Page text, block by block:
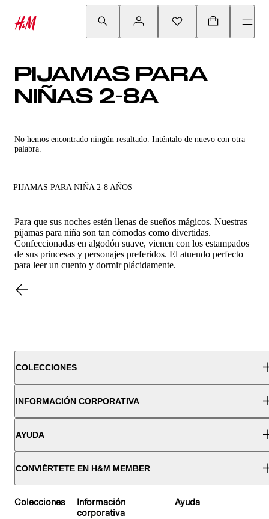
PIJAMAS PARA
NIÑAS 2-8A
No hemos encontrado ningún resultado. Inténtalo de nuevo con otra
palabra.
PIJAMAS PARA NIÑA 2-8 AÑOS
Para que sus noches estén llenas de sueños mágicos. Nuestras
pijamas para niña son tan cómodas como divertidas.
Confeccionadas en algodón suave, vienen con los estampados
de sus princesas y personajes preferidos. El atuendo perfecto
para leer un cuento y dormir plácidamente.
COLECCIONES
INFORMACIÓN CORPORATIVA
AYUDA
CONVIÉRTETE EN H&M MEMBER
Colecciones
Información
corporativa
Ayuda